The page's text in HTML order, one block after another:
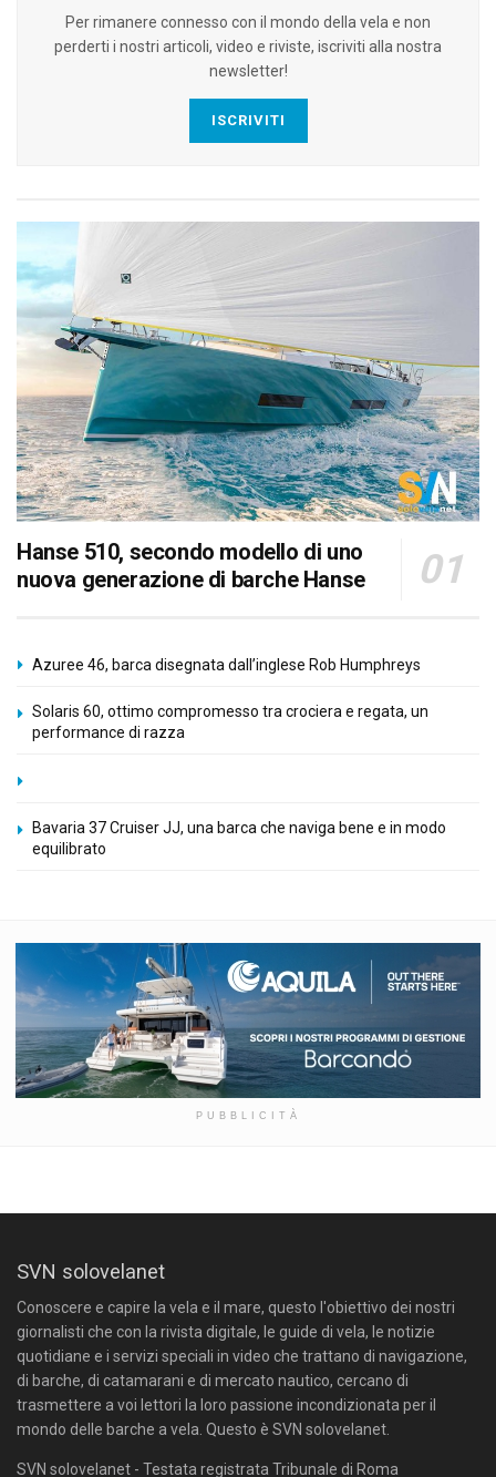
Per rimanere connesso con il mondo della vela e non
perderti i nostri articoli, video e riviste, iscriviti alla nostra
newsletter!
ISCRIVITI
Hanse 510, secondo modello di uno
nuova generazione di barche Hanse
Azuree 46, barca disegnata dall’inglese Rob Humphreys
Solaris 60, ottimo compromesso tra crociera e regata, un
performance di razza
Bavaria 37 Cruiser JJ, una barca che naviga bene e in modo
equilibrato
PUBBLICITÀ
SVN solovelanet
Conoscere e capire la vela e il mare, questo l'obiettivo dei nostri
giornalisti che con la rivista digitale, le guide di vela, le notizie
quotidiane e i servizi speciali in video che trattano di navigazione,
di barche, di catamarani e di mercato nautico, cercano di
trasmettere a voi lettori la loro passione incondizionata per il
mondo delle barche a vela. Questo è SVN solovelanet.
SVN solovelanet - Testata registrata Tribunale di Roma